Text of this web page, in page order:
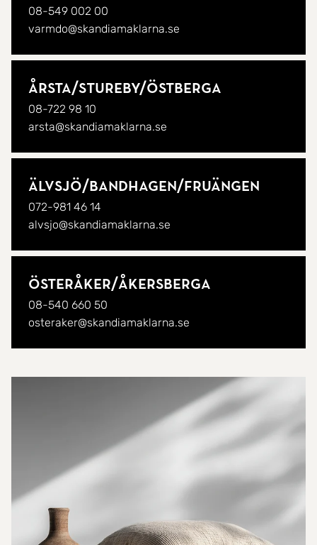
08-549 002 00
varmdo@skandiamaklarna.se
Årsta/Stureby/Östberga
08-722 98 10
arsta@skandiamaklarna.se
Älvsjö/Bandhagen/Fruängen
072-981 46 14
alvsjo@skandiamaklarna.se
Österåker/Åkersberga
08-540 660 50
osteraker@skandiamaklarna.se